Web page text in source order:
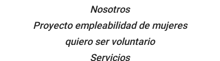
Nosotros
Proyecto empleabilidad de mujeres
quiero ser voluntario
Servicios